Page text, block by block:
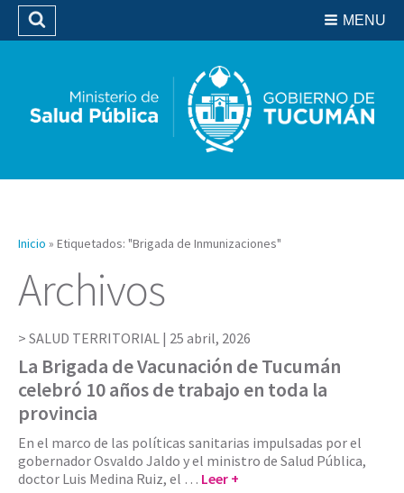
Biblioteca
MENU
Buscar
Inicio » Etiquetados: "Brigada de Inmunizaciones"
Archivos
SALUD TERRITORIAL | 25 abril, 2026
La Brigada de Vacunación de Tucumán
celebró 10 años de trabajo en toda la
provincia
En el marco de las políticas sanitarias impulsadas por el
gobernador Osvaldo Jaldo y el ministro de Salud Pública,
doctor Luis Medina Ruiz, el … Leer +